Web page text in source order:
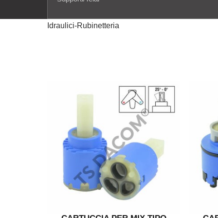
Idraulici-Rubinetteria